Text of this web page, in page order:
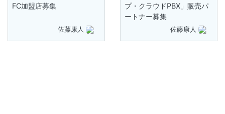
FC加盟店募集
佐藤康人
プ・クラウドPBX」販売パ
ートナー募集
佐藤康人